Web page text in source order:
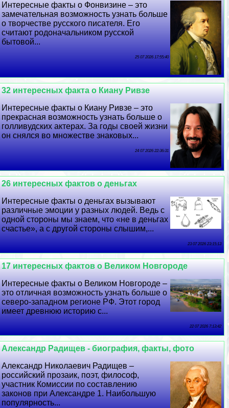
Интересные факты о Фонвизине – это
замечательная возможность узнать больше
о творчестве русского писателя. Его
считают родоначальником русской
бытовой...
25 07 2026 17:55:40
32 интересных факта о Киану Ривзе
Интересные факты о Киану Ривзе – это
прекрасная возможность узнать больше о
голливудских актерах. За годы своей жизни
он снялся во множестве знаковых...
24 07 2026 22:36:31
26 интересных фактов о деньгах
Интересные факты о деньгах вызывают
различные эмоции у разных людей. Ведь с
одной стороны мы знаем, что «не в деньгах
счастье», а с другой стороны слышим,...
23 07 2026 23:15:13
17 интересных фактов о Великом Новгороде
Интересные факты о Великом Новгороде –
это отличная возможность узнать больше о
северо-западном регионе РФ. Этот город
имеет древнюю историю с...
22 07 2026 7:13:42
Александр Радищев - биография, факты, фото
Александр Николаевич Радищев –
российский прозаик, поэт, философ,
участник Комиссии по составлению
законов при Александре 1. Наибольшую
популярность...